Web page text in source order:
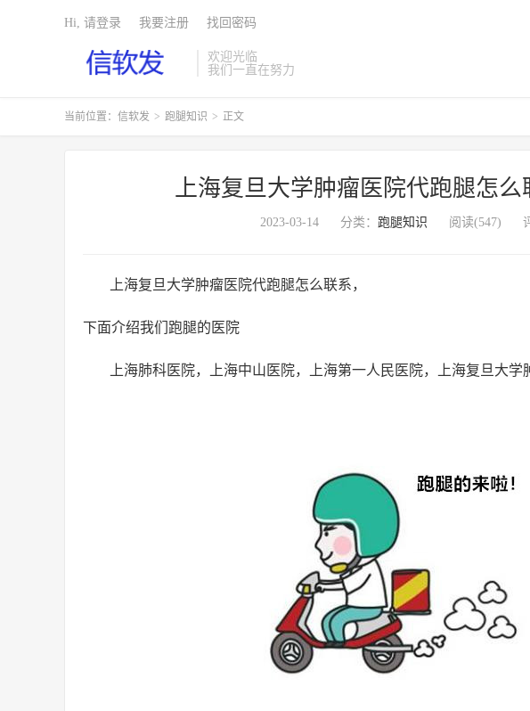
欢迎光临
我们一直在努力
Hi, 请登录 我要注册 找回密码
当前位置： 信软发 > 跑腿知识 > 正文
上海复旦大学肿瘤医院代跑腿怎么
2023-03-14 分类： 跑腿知识 阅读(547)
上海复旦大学肿瘤医院代跑腿怎么联系，
下面介绍我们跑腿的医院
上海肺科医院，上海中山医院，上海第一人民医院，上海复旦大